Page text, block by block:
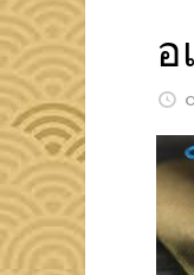
อ